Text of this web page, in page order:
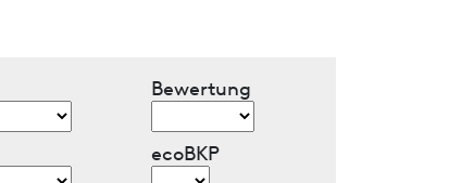
Bewertung
ecoBKP